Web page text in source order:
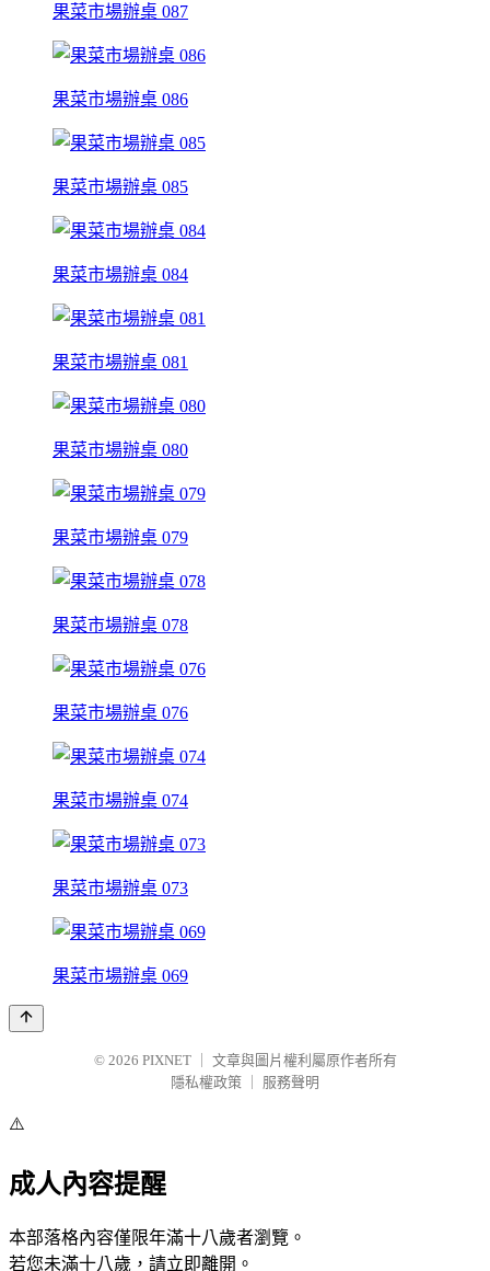
果菜市場辦桌 087
果菜市場辦桌 086
果菜市場辦桌 085
果菜市場辦桌 084
果菜市場辦桌 081
果菜市場辦桌 080
果菜市場辦桌 079
果菜市場辦桌 078
果菜市場辦桌 076
果菜市場辦桌 074
果菜市場辦桌 073
果菜市場辦桌 069
© 2026 PIXNET
文章與圖片權利屬原作者所有
隱私權政策
服務聲明
⚠️
成人內容提醒
本部落格內容僅限年滿十八歲者瀏覽。
若您未滿十八歲，請立即離開。